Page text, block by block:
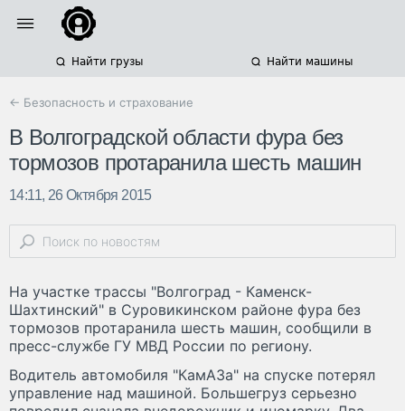
Найти грузы Найти машины
← Безопасность и страхование
В Волгоградской области фура без
тормозов протаранила шесть машин
14:11, 26 Октября 2015
На участке трассы "Волгоград - Каменск-
Шахтинский" в Суровикинском районе фура без
тормозов протаранила шесть машин, сообщили в
пресс-службе ГУ МВД России по региону.
Водитель автомобиля "КамАЗа" на спуске потерял
управление над машиной. Большегруз серьезно